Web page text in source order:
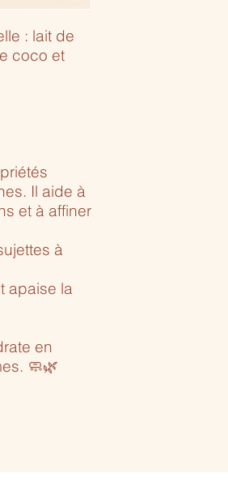
: lait de
coco et
Il aide à
et à affiner
à
apaise la
en
🧼🌿